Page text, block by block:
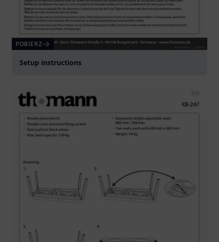
POBIERZ
Setup instructions